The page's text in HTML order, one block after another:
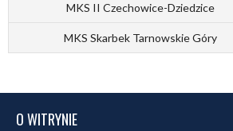
MKS II Czechowice-Dziedzice
MKS Skarbek Tarnowskie Góry
O WITRYNIE